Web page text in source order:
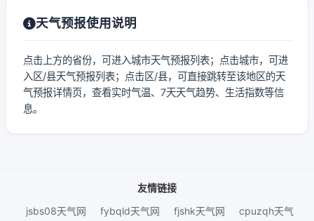
天气预报使用说明
点击上方的省份，可进入城市天气预报列表；点击城市，可进
入区/县天气预报列表；点击区/县，可直接跳转至该地区的天
气预报详情页，查看实时气温、7天天气趋势、生活指数等信
息。
友情链接
jsbs08天气网
fybqld天气网 fjshk天气网 cpuzqh天气